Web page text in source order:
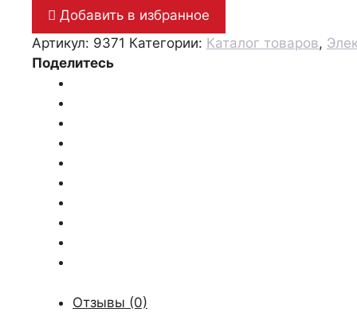
PKZMO-
16
с
в.к
Добавить в избранное
Артикул: 9371 Категории: Каталог товаров,
Поделитесь
Отзывы (0)